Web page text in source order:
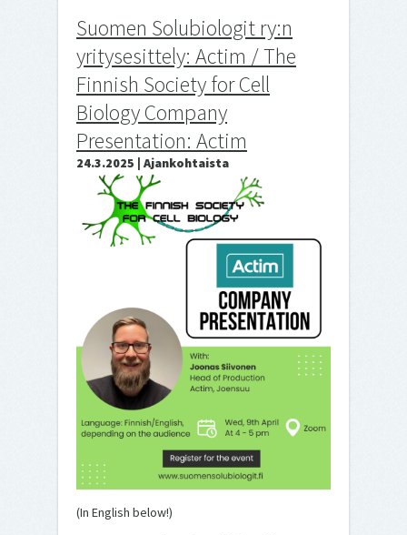
Suomen Solubiologit ry:n
yritysesittely: Actim / The
Finnish Society for Cell
Biology Company
Presentation: Actim
24.3.2025 | Ajankohtaista
(In English below!)